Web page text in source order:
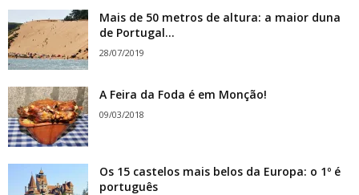
Mais de 50 metros de altura: a maior duna
de Portugal...
28/07/2019
A Feira da Foda é em Monção!
09/03/2018
Os 15 castelos mais belos da Europa: o 1º é
português